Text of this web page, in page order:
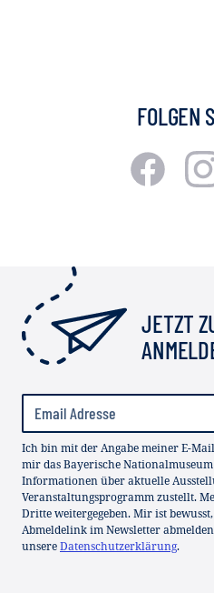
FOLGEN
JETZT
Ich bin mit der Angabe meiner E-
mir das Bayerische
Informationen über aktuelle
Veranstaltungsprogramm zustellt.
Dritte weitergegeben. Mir ist
Abmeldelink im Newsletter
unsereDatenschutzerklärung.